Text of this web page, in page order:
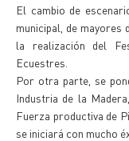
El cambio de
municipal, de
la realización del
Ecuestres.
Por otra parte, se
Industria de la
Fuerza productiva de
se iniciará con mucho